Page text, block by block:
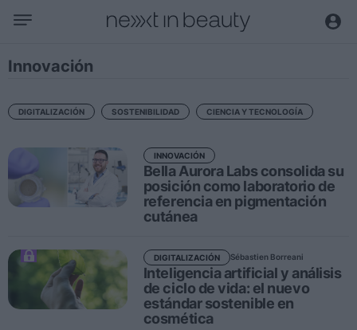
Negocio
Actualidad
Nombramientos
Entrevistas a directivos
Internacional
Innovación
Ciencia y tecnología
Innovación
DIGITALIZACIÓN SOSTENIBILIDAD CIENCIA Y TECNOLOGÍA
Bella Aurora Labs consolida su
posición como laboratorio de
referencia en pigmentación
cutánea
INNOVACIÓN
Inteligencia artificial y análisis
de ciclo de vida: el nuevo
estándar sostenible en
cosmética
DIGITALIZACIÓN Sébastien Borreani